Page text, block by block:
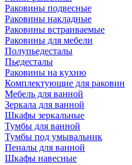
Раковины подвесные
Раковины накладные
Раковины встраиваемые
Раковины для мебели
Полупьедесталы
Пьедесталы
Раковины на кухню
Комплектующие для раковин
Мебель для ванной
Зеркала для ванной
Шкафы зеркальные
Тумбы для ванной
Тумбы под умывальник
Пеналы для ванной
Шкафы навесные